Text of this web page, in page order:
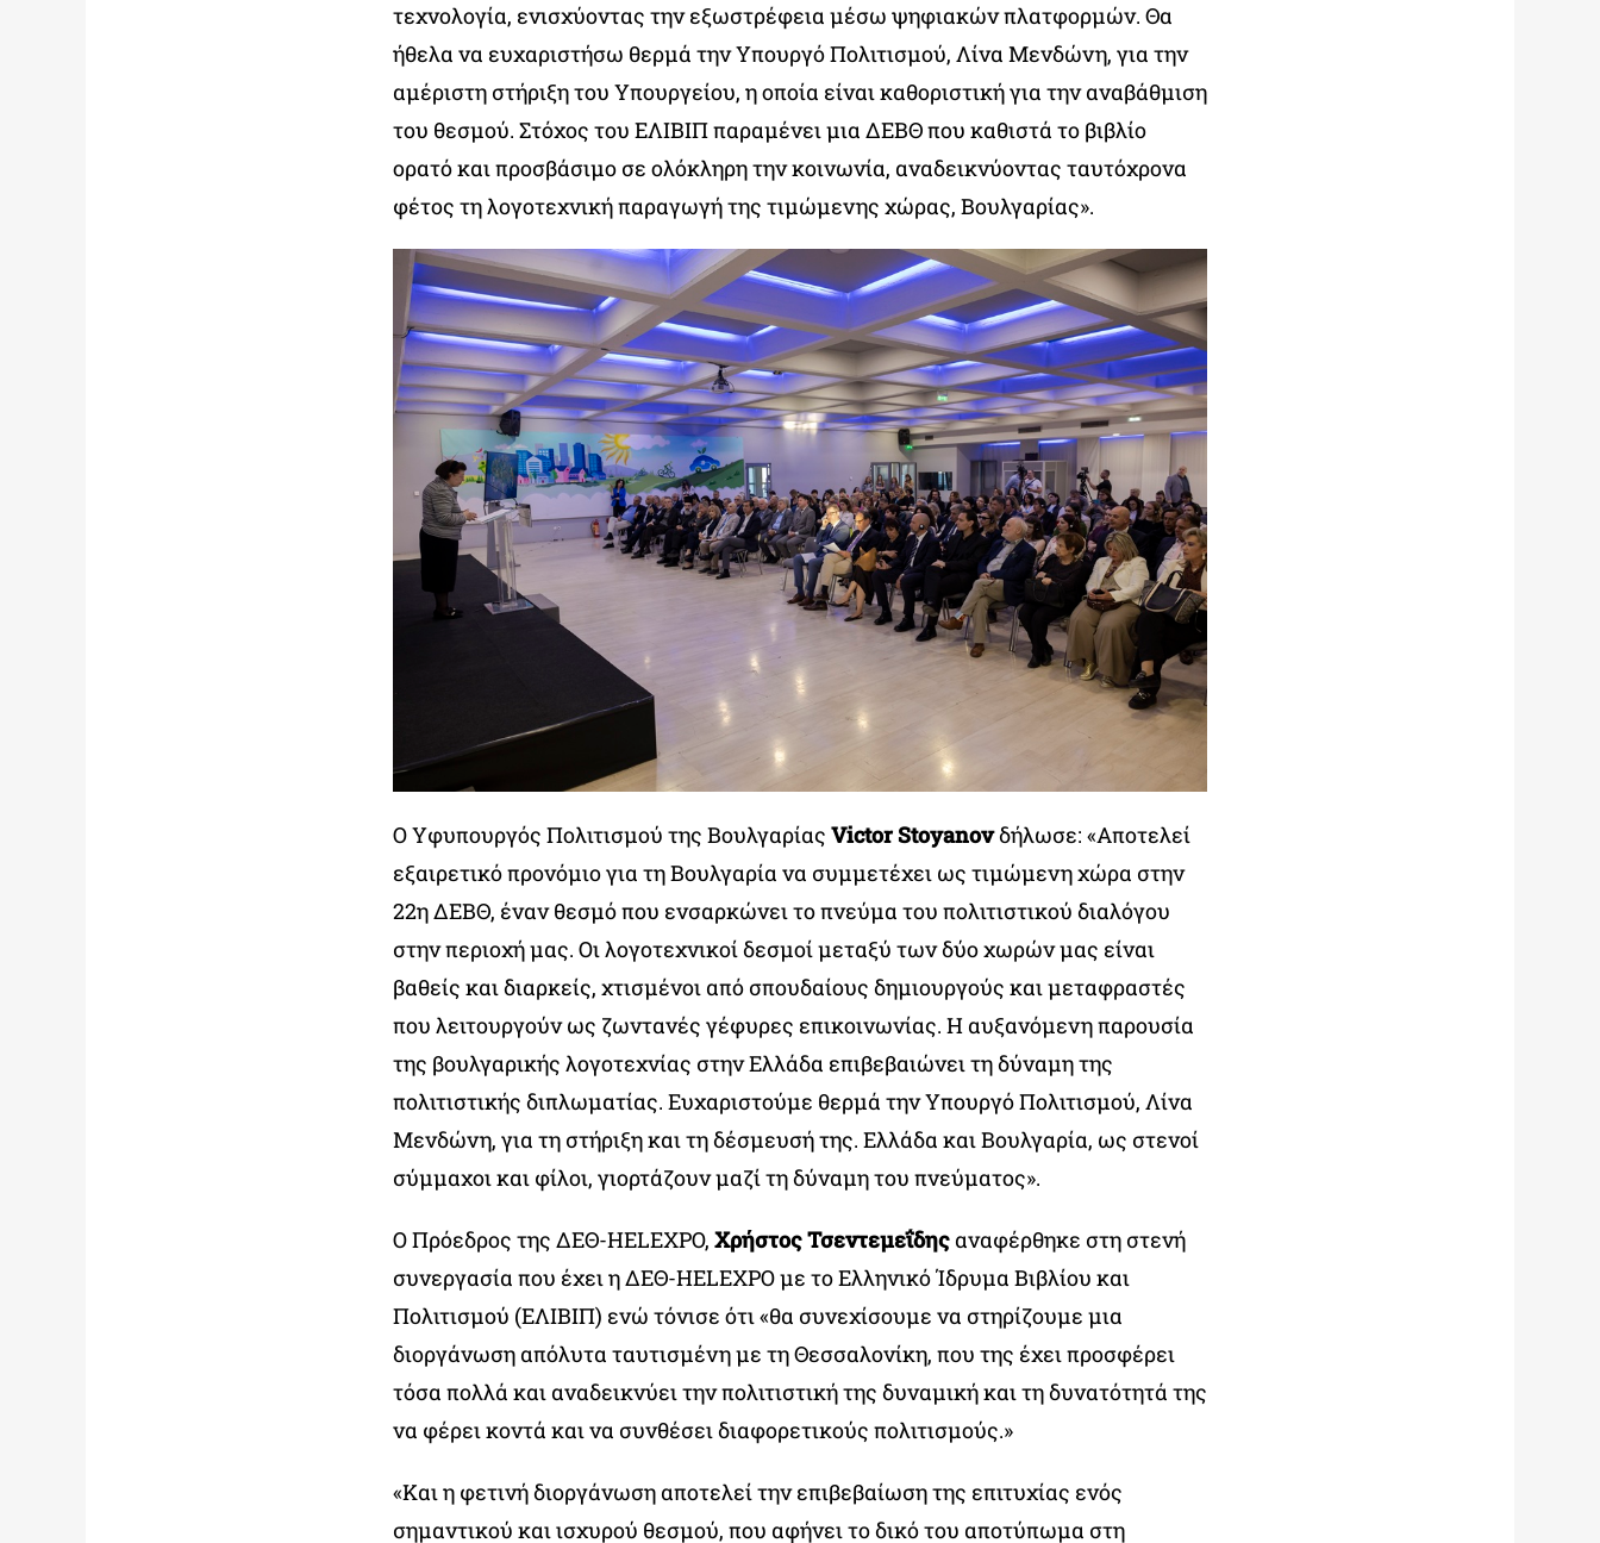
τεχνολογία, ενισχύοντας την εξωστρέφεια μέσω ψηφιακών πλατφορμών. Θα
ήθελα να ευχαριστήσω θερμά την Υπουργό Πολιτισμού, Λίνα Μενδώνη, για την
αμέριστη στήριξη του Υπουργείου, η οποία είναι καθοριστική για την αναβάθμιση
του θεσμού. Στόχος του ΕΛΙΒΙΠ παραμένει μια ΔΕΒΘ που καθιστά το βιβλίο
ορατό και προσβάσιμο σε ολόκληρη την κοινωνία, αναδεικνύοντας ταυτόχρονα
φέτος τη λογοτεχνική παραγωγή της τιμώμενης χώρας, Βουλγαρίας».
Ο Υφυπουργός Πολιτισμού της Βουλγαρίας Victor Stoyanovδήλωσε: «Αποτελεί
εξαιρετικό προνόμιο για τη Βουλγαρία να συμμετέχει ως τιμώμενη χώρα στην
22η ΔΕΒΘ, έναν θεσμό που ενσαρκώνει το πνεύμα του πολιτιστικού διαλόγου
στην περιοχή μας. Οι λογοτεχνικοί δεσμοί μεταξύ των δύο χωρών μας είναι
βαθείς και διαρκείς, χτισμένοι από σπουδαίους δημιουργούς και μεταφραστές
που λειτουργούν ως ζωντανές γέφυρες επικοινωνίας. Η αυξανόμενη παρουσία
της βουλγαρικής λογοτεχνίας στην Ελλάδα επιβεβαιώνει τη δύναμη της
πολιτιστικής διπλωματίας. Ευχαριστούμε θερμά την Υπουργό Πολιτισμού, Λίνα
Μενδώνη, για τη στήριξη και τη δέσμευσή της. Ελλάδα και Βουλγαρία, ως στενοί
σύμμαχοι και φίλοι, γιορτάζουν μαζί τη δύναμη του πνεύματος».
Ο Πρόεδρος της ΔΕΘ-HELEXPO, Χρήστος Τσεντεμεΐδηςαναφέρθηκε στη στενή
συνεργασία που έχει η ΔΕΘ-HELEXPO με το Ελληνικό Ίδρυμα Βιβλίου και
Πολιτισμού (ΕΛΙΒΙΠ) ενώ τόνισε ότι «θα συνεχίσουμε να στηρίζουμε μια
διοργάνωση απόλυτα ταυτισμένη με τη Θεσσαλονίκη, που της έχει προσφέρει
τόσα πολλά και αναδεικνύει την πολιτιστική της δυναμική και τη δυνατότητά της
να φέρει κοντά και να συνθέσει διαφορετικούς πολιτισμούς.»
«Και η φετινή διοργάνωση αποτελεί την επιβεβαίωση της επιτυχίας ενός
σημαντικού και ισχυρού θεσμού, που αφήνει το δικό του αποτύπωμα στη